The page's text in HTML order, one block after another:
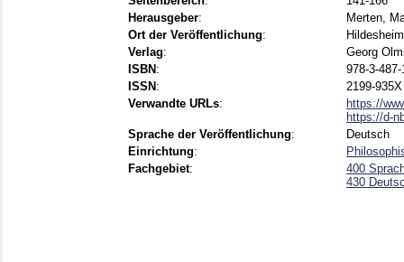
Herausgeber:
Merten,
Ort der Veröffentlichung:
Verlag:
Georg
ISBN :
978-3-
ISSN :
2199-935X
Verwandte URLs:
https://
https://d-
Sprache der Veröffentlichung:
Deutsch
Einrichtung:
Fachgebiet:
400
430